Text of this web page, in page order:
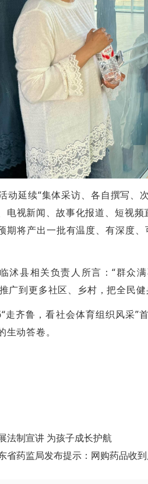
动延续“集体采访、各自撰写、
电视新闻、故事化报道、短视
期将产出一批有温度、有深度
沭县相关负责人所言：“群众
广到更多社区、乡村，把全民
走齐鲁，看社会体育组织风采”
生动答卷。
法制宣讲 为孩子成长护航
省药监局发布提示：网购药品收到